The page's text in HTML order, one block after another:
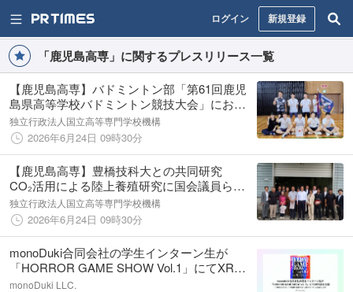
ログイン 新規登録
「鹿児島高専」に関するプレスリリース一覧
【鹿児島高専】バドミントン部「第61回鹿児
島県高等学校バドミントン競技大会」におい
て男子団体戦初優勝 高専として全国初のイ
ンターハイ出場
独立行政法人国立高等専門学校機構
2026年6月24日 09時30分
【鹿児島高専】豊橋技科大との共同研究
CO₂活用による陸上養殖研究に国会議員らが
現地視察
独立行政法人国立高等専門学校機構
2026年6月24日 09時30分
monoDuki合同会社の学生インターン生が
「HORROR GAME SHOW Vol.1」にてXR作
品を出展
monoDuki LLC.